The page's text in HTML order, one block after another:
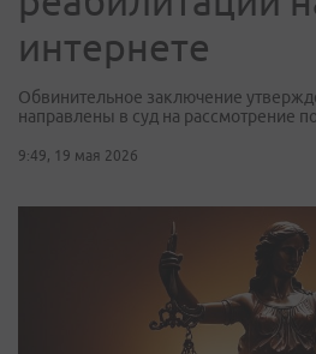
интернете
Обвинительное заключение
направлены в суд на рассмотрение
9:49, 19 мая 2026